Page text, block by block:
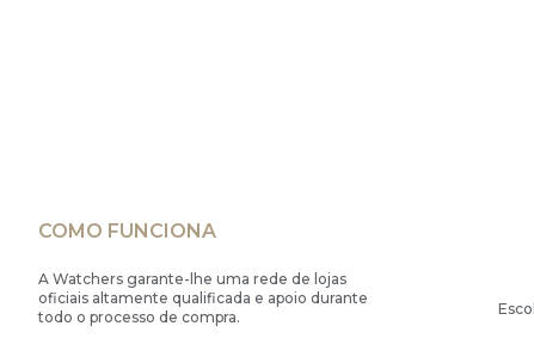
COMO FUNCIONA
A Watchers garante-lhe uma rede de lojas
oficiais altamente qualificada e apoio durante
todo o processo de compra.